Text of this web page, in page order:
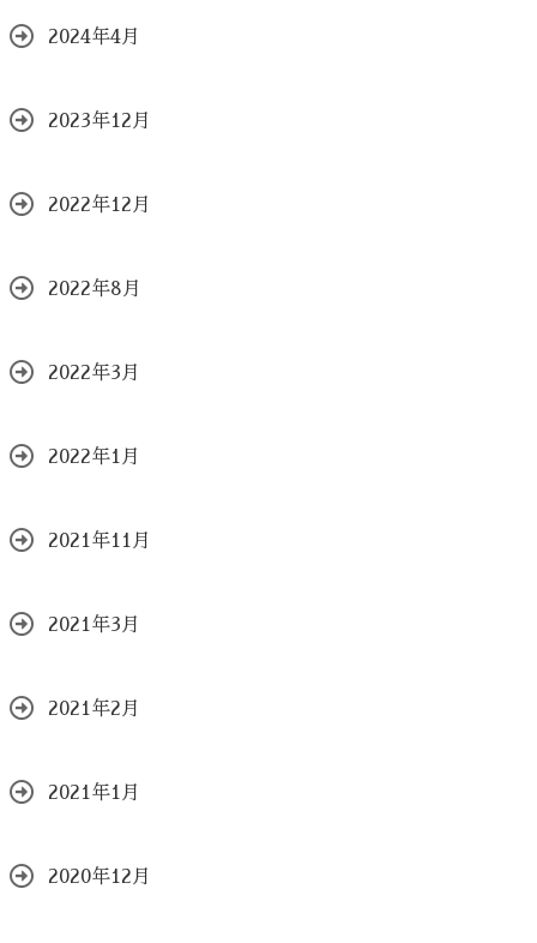
2024年4月
2023年12月
2022年12月
2022年8月
2022年3月
2022年1月
2021年11月
2021年3月
2021年2月
2021年1月
2020年12月